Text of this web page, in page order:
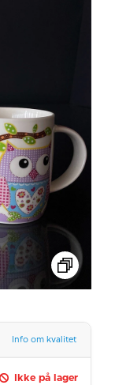
Info om kvalitet
Ikke på lager